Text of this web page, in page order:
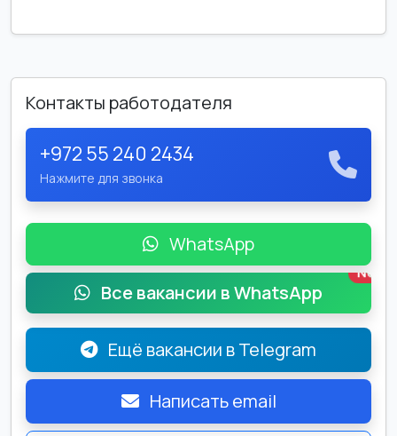
Контакты работодателя
+972 55 240 2434
Нажмите для звонка
WhatsApp
Все вакансии в WhatsApp
New
Ещё вакансии в Telegram
Написать email